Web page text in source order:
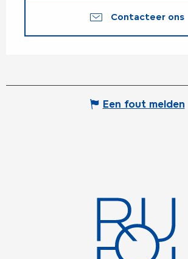
Contacteer ons
Een fout melden